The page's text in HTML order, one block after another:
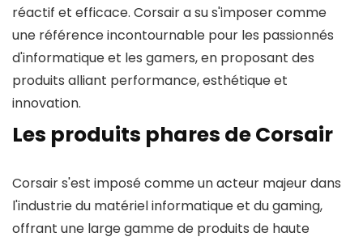
réactif et efficace. Corsair a su s'imposer comme
une référence incontournable pour les passionnés
d'informatique et les gamers, en proposant des
produits alliant performance, esthétique et
innovation.
Les produits phares de Corsair
Corsair s'est imposé comme un acteur majeur dans
l'industrie du matériel informatique et du gaming,
offrant une large gamme de produits de haute